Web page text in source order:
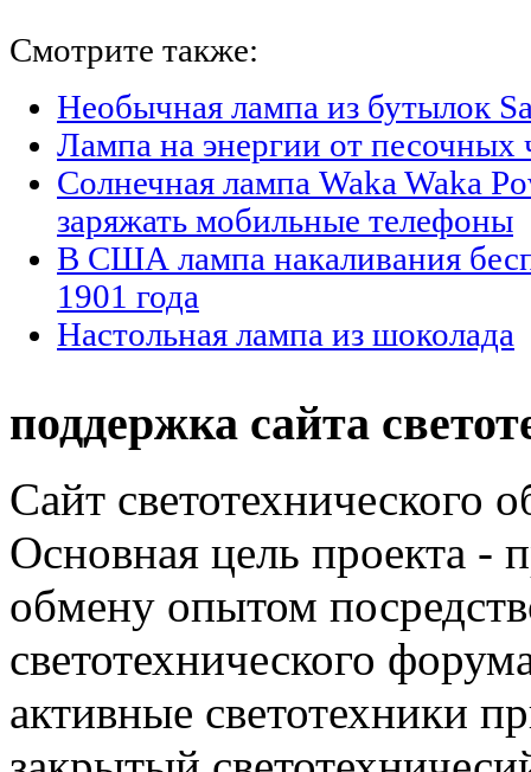
Смотрите также:
Необычная лампа из бутылок
Лампа на энергии от песочных
Солнечная лампа Waka Waka
заряжать мобильные телефоны
В США лампа накаливания
1901 года
Настольная лампа из шоколада
поддержка сайта
Сайт светотехнического
Основная цель проекта -
обмену опытом
светотехнического
активные светотехники